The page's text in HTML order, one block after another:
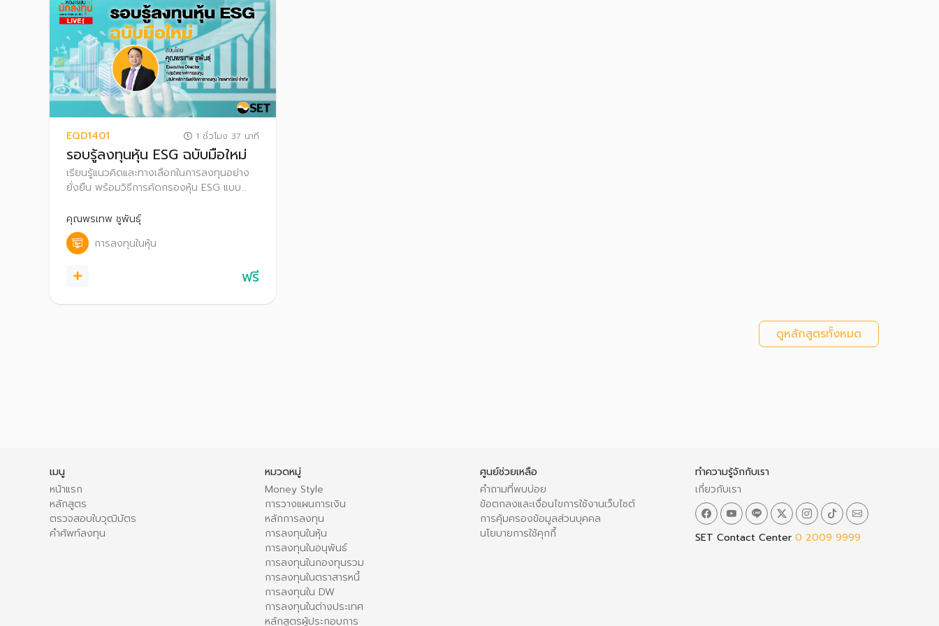
EQD1401 1 ชั่วโมง 37 นาที
รอบรู้ลงทุนหุ้น ESG ฉบับมือใหม่
เรียนรู้แนวคิดและทางเลือกในการลงทุนอย่าง
ยั่งยืน พร้อมวิธีการคัดกรองหุ้น ESG แบบ
คุณพรเทพ ชูพันธุ์
การลงทุนในหุ้น
ฟรี
ดูหลักสูตรทั้งหมด
เมนู
หน้าแรก
หลักสูตร
ตรวจสอบใบวุฒิบัตร
คำศัพท์ลงทุน
หมวดหมู่
Money Style
การวางแผนการเงิน
หลักการลงทุน
การลงทุนในหุ้น
การลงทุนในอนุพันธ์
การลงทุนในกองทุนรวม
การลงทุนในตราสารหนี้
การลงทุนใน DW
การลงทุนในต่างประเทศ
หลักสูตรผู้ประกอบการ
ศูนย์ช่วยเหลือ
คำถามที่พบบ่อย
ข้อตกลงและเงื่อนไขการใช้งานเว็บไซต์
การคุ้มครองข้อมูลส่วนบุคคล
นโยบายการใช้คุกกี้
ทำความรู้จักกับเรา
เกี่ยวกับเรา
SET Contact Center 0 2009 9999